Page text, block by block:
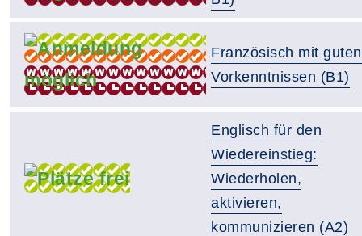
Französisch mit guten
Vorkenntnissen (B1)
Englisch für den
Wiedereinstieg:
Wiederholen,
aktivieren,
kommunizieren (A2)